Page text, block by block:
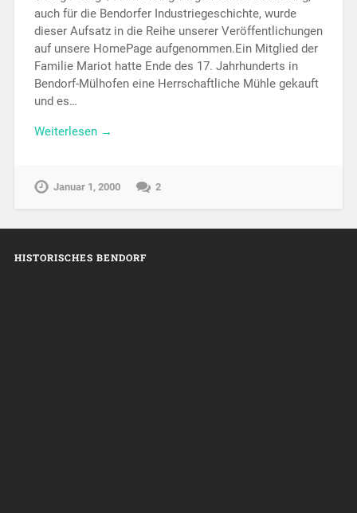
auch für die Bendorfer Industriegeschichte, wurde
dieser Aufsatz in die Reihe unserer Veröffentlichungen
auf unsere HomePage aufgenommen.Ein Mitglied der
Familie Mariot hatte Ende des 17. Jahrhunderts in
Bendorf-Mülhofen eine Herrschaftliche Mühle gekauft
und es…
Weiterlesen →
Januar 1, 2000 2
HISTORISCHES BENDORF